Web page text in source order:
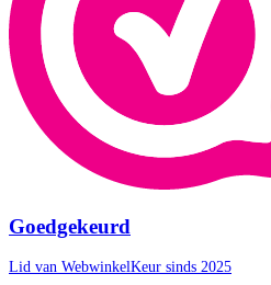
Goedgekeurd
Lid van WebwinkelKeur sinds 2025